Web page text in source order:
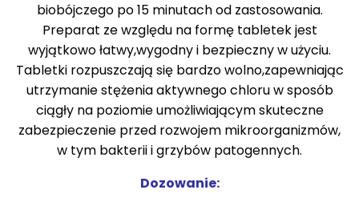
biobójczego po 15 minutach od zastosowania.
Preparat ze względu na formę tabletek jest
wyjątkowo łatwy,wygodny i bezpieczny w użyciu.
Tabletki rozpuszczają się bardzo wolno,zapewniając
utrzymanie stężenia aktywnego chloru w sposób
ciągły na poziomie umożliwiającym skuteczne
zabezpieczenie przed rozwojem mikroorganizmów,
w tym bakterii i grzybów patogennych.
Dozowanie: